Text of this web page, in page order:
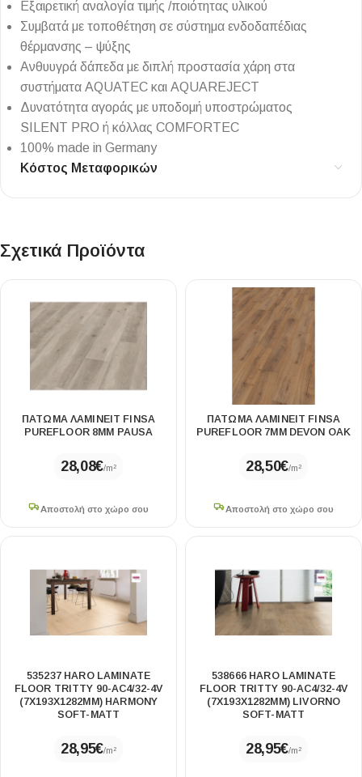
Εξαιρετική αναλογία τιμής /ποιότητας υλικού
Συμβατά με τοποθέτηση σε σύστημα ενδοδαπέδιας
θέρμανσης – ψύξης
Ανθυυγρά δάπεδα με διπλή προστασία χάρη στα
συστήματα AQUATEC και AQUAREJECT
Δυνατότητα αγοράς με υποδομή υποστρώματος
SILENT PRO ή κόλλας COMFORTEC
100% made in Germany
Κόστος Μεταφορικών
Σχετικά Προϊόντα
ΠΑΤΩΜΑ ΛΑΜΙΝΕΙΤ FINSA
PUREFLOOR 8MM PAUSA
28,08€/m²
Αποστολή στο χώρο σου
ΠΑΤΩΜΑ ΛΑΜΙΝΕΙΤ FINSA
PUREFLOOR 7MM DEVON OAK
28,50€/m²
Αποστολή στο χώρο σου
535237 HARO LAMINATE
FLOOR TRITTY 90-AC4/32-4V
(7X193X1282MM) HARMONY
SOFT-MATT
28,95€/m²
538666 HARO LAMINATE
FLOOR TRITTY 90-AC4/32-4V
(7X193X1282MM) LIVORNO
SOFT-MATT
28,95€/m²